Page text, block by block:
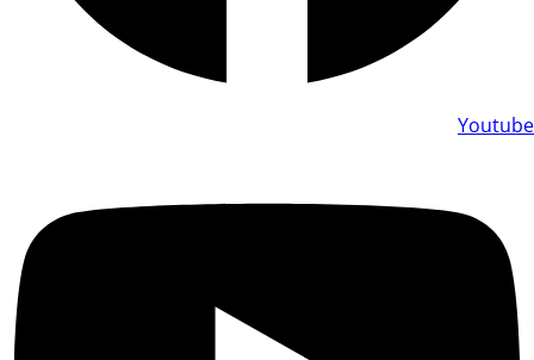
Youtube